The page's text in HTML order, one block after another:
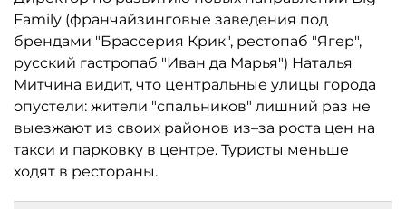
Family (франчайзинговые заведения под
брендами "Брассерия Крик", рестопаб "Ягер",
русский гастропаб "Иван да Марья") Наталья
Митчина видит, что центральные улицы города
опустели: жители "спальников" лишний раз не
выезжают из своих районов из–за роста цен на
такси и парковку в центре. Туристы меньше
ходят в рестораны.